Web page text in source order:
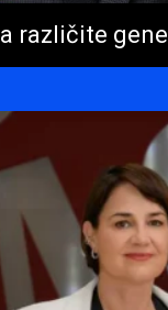
različite